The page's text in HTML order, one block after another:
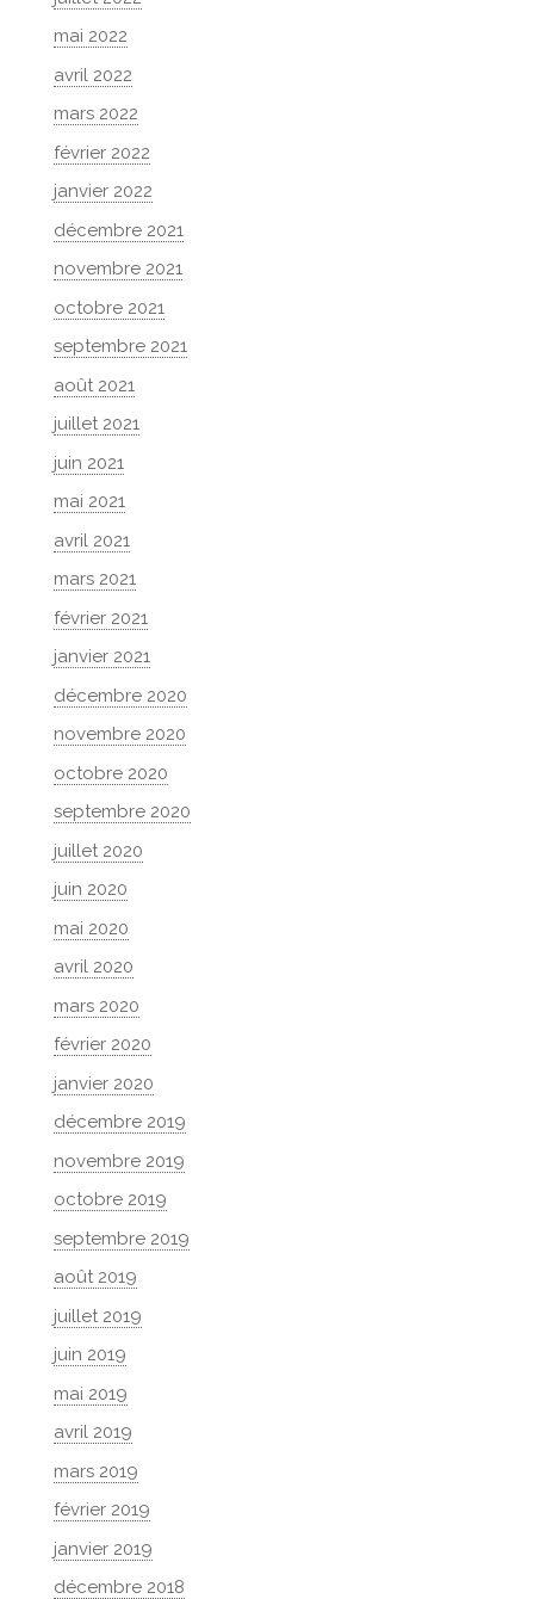
mai 2022
avril 2022
mars 2022
février 2022
janvier 2022
décembre 2021
novembre 2021
octobre 2021
septembre 2021
août 2021
juillet 2021
juin 2021
mai 2021
avril 2021
mars 2021
février 2021
janvier 2021
décembre 2020
novembre 2020
octobre 2020
septembre 2020
juillet 2020
juin 2020
mai 2020
avril 2020
mars 2020
février 2020
janvier 2020
décembre 2019
novembre 2019
octobre 2019
septembre 2019
août 2019
juillet 2019
juin 2019
mai 2019
avril 2019
mars 2019
février 2019
janvier 2019
décembre 2018